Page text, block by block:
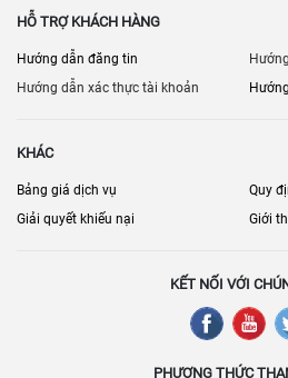
HỖ TRỢ KHÁCH HÀNG
Hướng dẫn đăng tin
Hướng dẫn xác thực tài khoản
KHÁC
Bảng giá dịch vụ
Quy
Giải quyết khiếu nại
Giới
KẾT NỐI VỚI
PHƯƠNG THỨC